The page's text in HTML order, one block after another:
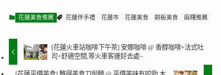
花蓮美食推薦 花蓮伴手禮 花蓮市 花蓮美食 銅板美食 麻糬推薦
[花蓮火車站咖啡下午茶] 安娜咖啡 @ 香醇咖啡+法式吐
司+舒適空間,等火車客運好去處~